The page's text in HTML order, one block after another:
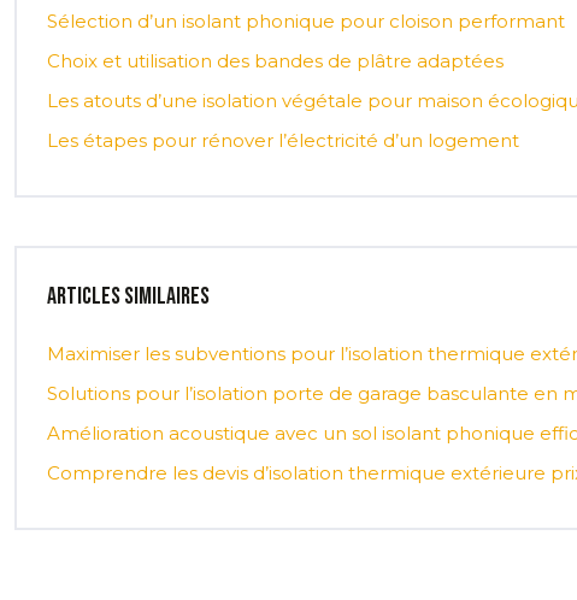
Sélection d’un isolant phonique pour cloison performant
Choix et utilisation des bandes de plâtre adaptées
Les atouts d’une isolation végétale pour maison
Les étapes pour rénover l’électricité d’un logement
Articles similaires
Maximiser les subventions pour l’isolation thermique
Solutions pour l’isolation porte de garage basculante en
Amélioration acoustique avec un sol isolant phonique
Comprendre les devis d’isolation thermique extérieure